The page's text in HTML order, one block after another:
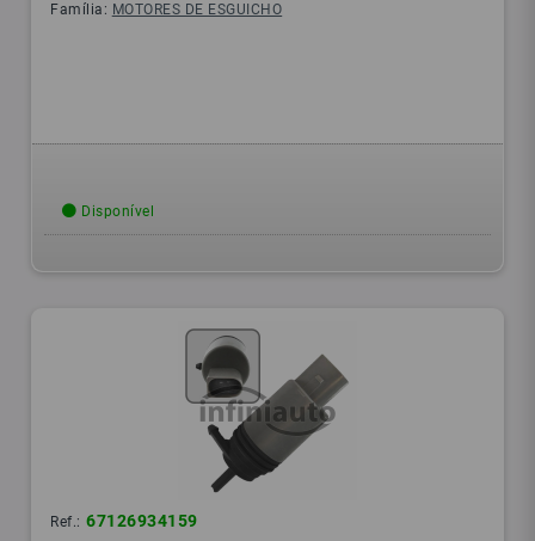
Família: MOTORES DE ESGUICHO
Disponível
Ref.: 67126934159